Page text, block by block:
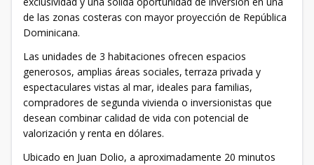
de las zonas costeras con mayor proyección de República
Dominicana.
Las unidades de 3 habitaciones ofrecen espacios
generosos, amplias áreas sociales, terraza privada y
espectaculares vistas al mar, ideales para familias,
compradores de segunda vivienda o inversionistas que
desean combinar calidad de vida con potencial de
valorización y renta en dólares.
Ubicado en Juan Dolio, a aproximadamente 20 minutos